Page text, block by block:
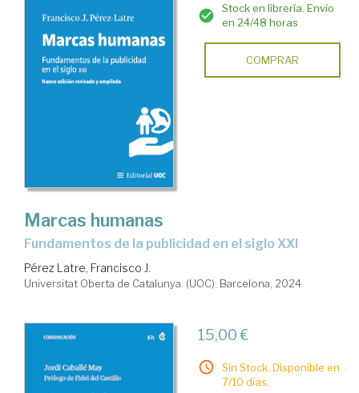
Stock en librería. Envío
en 24/48 horas
COMPRAR
Marcas humanas
Fundamentos de la publicidad en el siglo XXI
Pérez Latre, Francisco J.
Universitat Oberta de Catalunya. (UOC). Barcelona, 2024
15,00 €
Sin Stock. Disponible en
7/10 días.